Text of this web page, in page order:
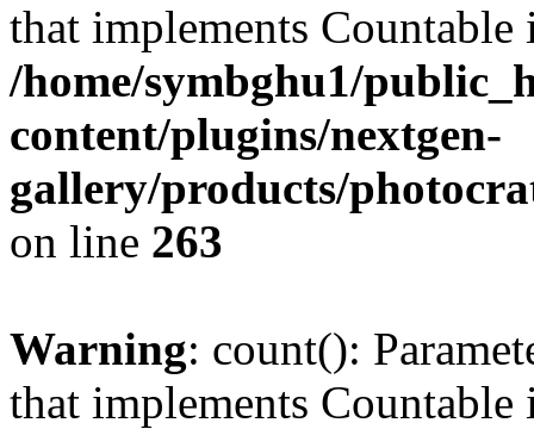
that implements Countable
/home/symbghu1/
content/plugins/nextgen-
gallery/products/
on line 263
Warning: count():
that implements Countable